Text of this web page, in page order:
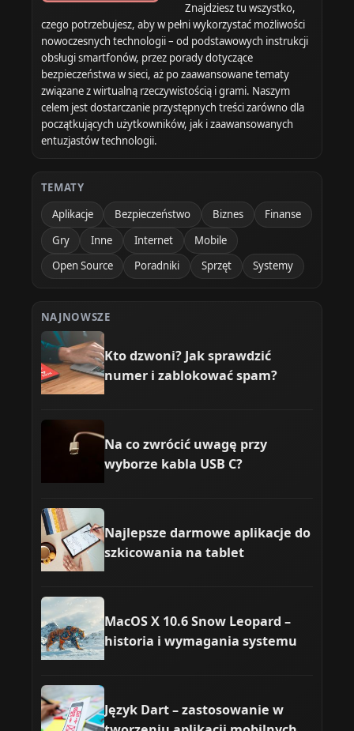
Znajdziesz tu wszystko,
czego potrzebujesz, aby w pełni wykorzystać możliwości
nowoczesnych technologii – od podstawowych instrukcji
obsługi smartfonów, przez porady dotyczące
bezpieczeństwa w sieci, aż po zaawansowane tematy
związane z wirtualną rzeczywistością i grami. Naszym
celem jest dostarczanie przystępnych treści zarówno dla
początkujących użytkowników, jak i zaawansowanych
entuzjastów technologii.
TEMATY
Aplikacje
Bezpieczeństwo Biznes
Finanse
Gry
Inne Internet
Mobile
Open Source
Poradniki Sprzęt Systemy
NAJNOWSZE
Kto dzwoni? Jak sprawdzić
numer i zablokować spam?
Na co zwrócić uwagę przy
wyborze kabla USB C?
Najlepsze darmowe aplikacje do
szkicowania na tablet
MacOS X 10.6 Snow Leopard –
historia i wymagania systemu
Język Dart – zastosowanie w